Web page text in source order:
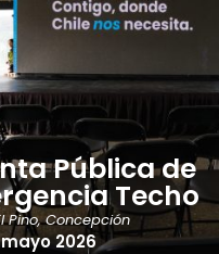
Pública de
Techo
Pino, Concepción
2026